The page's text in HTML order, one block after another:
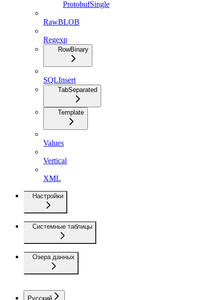
ProtobufSingle
RawBLOB
Regexp
RowBinary
SQLInsert
TabSeparated
Template
Values
Vertical
XML
Настройки
Системные таблицы
Озера данных
Русский